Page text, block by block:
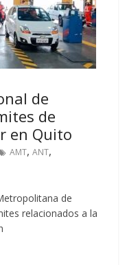
de
de
en Quito
AMT,ANT,
de
relacionados a la